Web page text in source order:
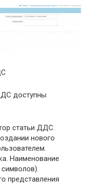
доступны
статьи ДДС.
нового
Наименование
представления